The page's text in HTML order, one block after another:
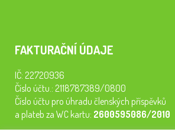
FAKTURAČNÍ ÚDAJE
IČ: 22720936
Číslo účtu.: 2118787389/0800
Číslo účtu pro úhradu členských příspěvků
a plateb za WC kartu: 2600595086/2010